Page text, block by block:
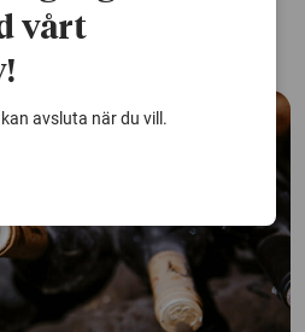
Psykisk hälsa
vårt
avsluta när du vill.